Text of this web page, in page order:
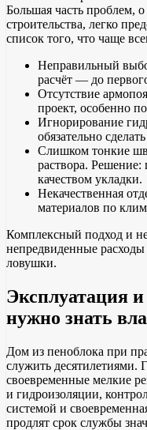
Большая часть проблем,
строительства, легко
список того, что чаще
Неправильный
расчёт — до
Отсутствие
проект, особенно
Игнорирование
обязательно
Слишком тонкие
раствора. Решение:
качеством укладки.
Некачественная
материалов по
Комплексный подход и
непредвиденные
ловушки.
Эксплуатация и
нужно знать
Дом из пеноблока при
служить десятилетиями.
своевременные мелкие
и гидроизоляции,
системой и
продлят срок службы